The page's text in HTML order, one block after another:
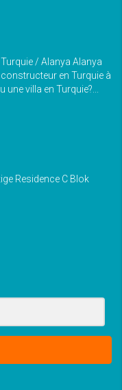
/ Alanya Alanya
en Turquie à
villa en Turquie?...
Residence C Blok